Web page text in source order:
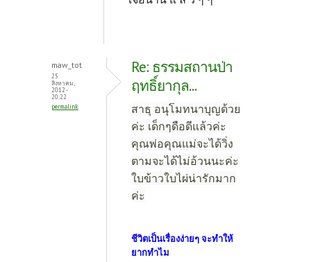
maw_tot
25
สิงหาคม,
2012 -
20:22
permalink
Re: ธรรมสถานป่า
ฤทธิ์ยากุล...
สาธุ อนุโมทนาบุญด้วย
ค่ะ เด็กๆดือดีแล้วค่ะ
คุณพ่อคุณแม่จะได้วิ่ง
ตามจะได้ไม่อ้วนนะค่ะ
ใบข้าวใบไผ่น่ารักมาก
ค่ะ
ชีวิตเป็นเรื่องง่ายๆ จะทำให้
ยากทำไม